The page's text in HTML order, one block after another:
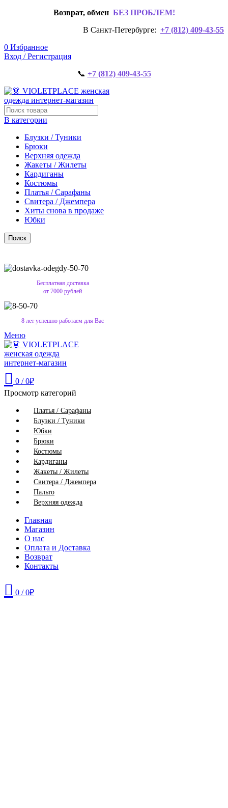
Возврат, обмен БЕЗ ПРОБЛЕМ!
В Санкт-Петербурге: +7 (812) 409-43-55
0 Избранное
Вход / Регистрация
📞 +7 (812) 409-43-55
В категории
Блузки / Туники
Брюки
Верхняя одежда
Жакеты / Жилеты
Кардиганы
Костюмы
Платья / Сарафаны
Свитера / Джемпера
Хиты снова в продаже
Юбки
Поиск
Бесплатная доставка
от 7000 рублей
8 лет успешно работаем для Вас
Меню
0 / 0₽
Просмотр категорий
Платья / Сарафаны
Блузки / Туники
Юбки
Брюки
Костюмы
Кардиганы
Жакеты / Жилеты
Свитера / Джемпера
Пальто
Верхняя одежда
Главная
Магазин
О нас
Оплата и Доставка
Возврат
Контакты
0 / 0₽